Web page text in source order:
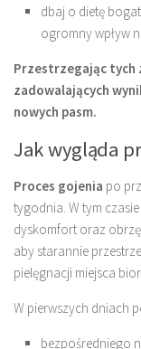
dbaj o dietę
ogromny wpływ
Przestrzegając tych
zadowalających
nowych pasm.
Jak wygląda
Proces gojenia po
tygodnia. W tym
dyskomfort oraz
aby starannie
pielęgnacji miejsca
W pierwszych dniach
bezpośredniego